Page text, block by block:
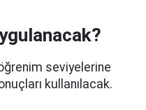
seviyelerine
kullanılacak.